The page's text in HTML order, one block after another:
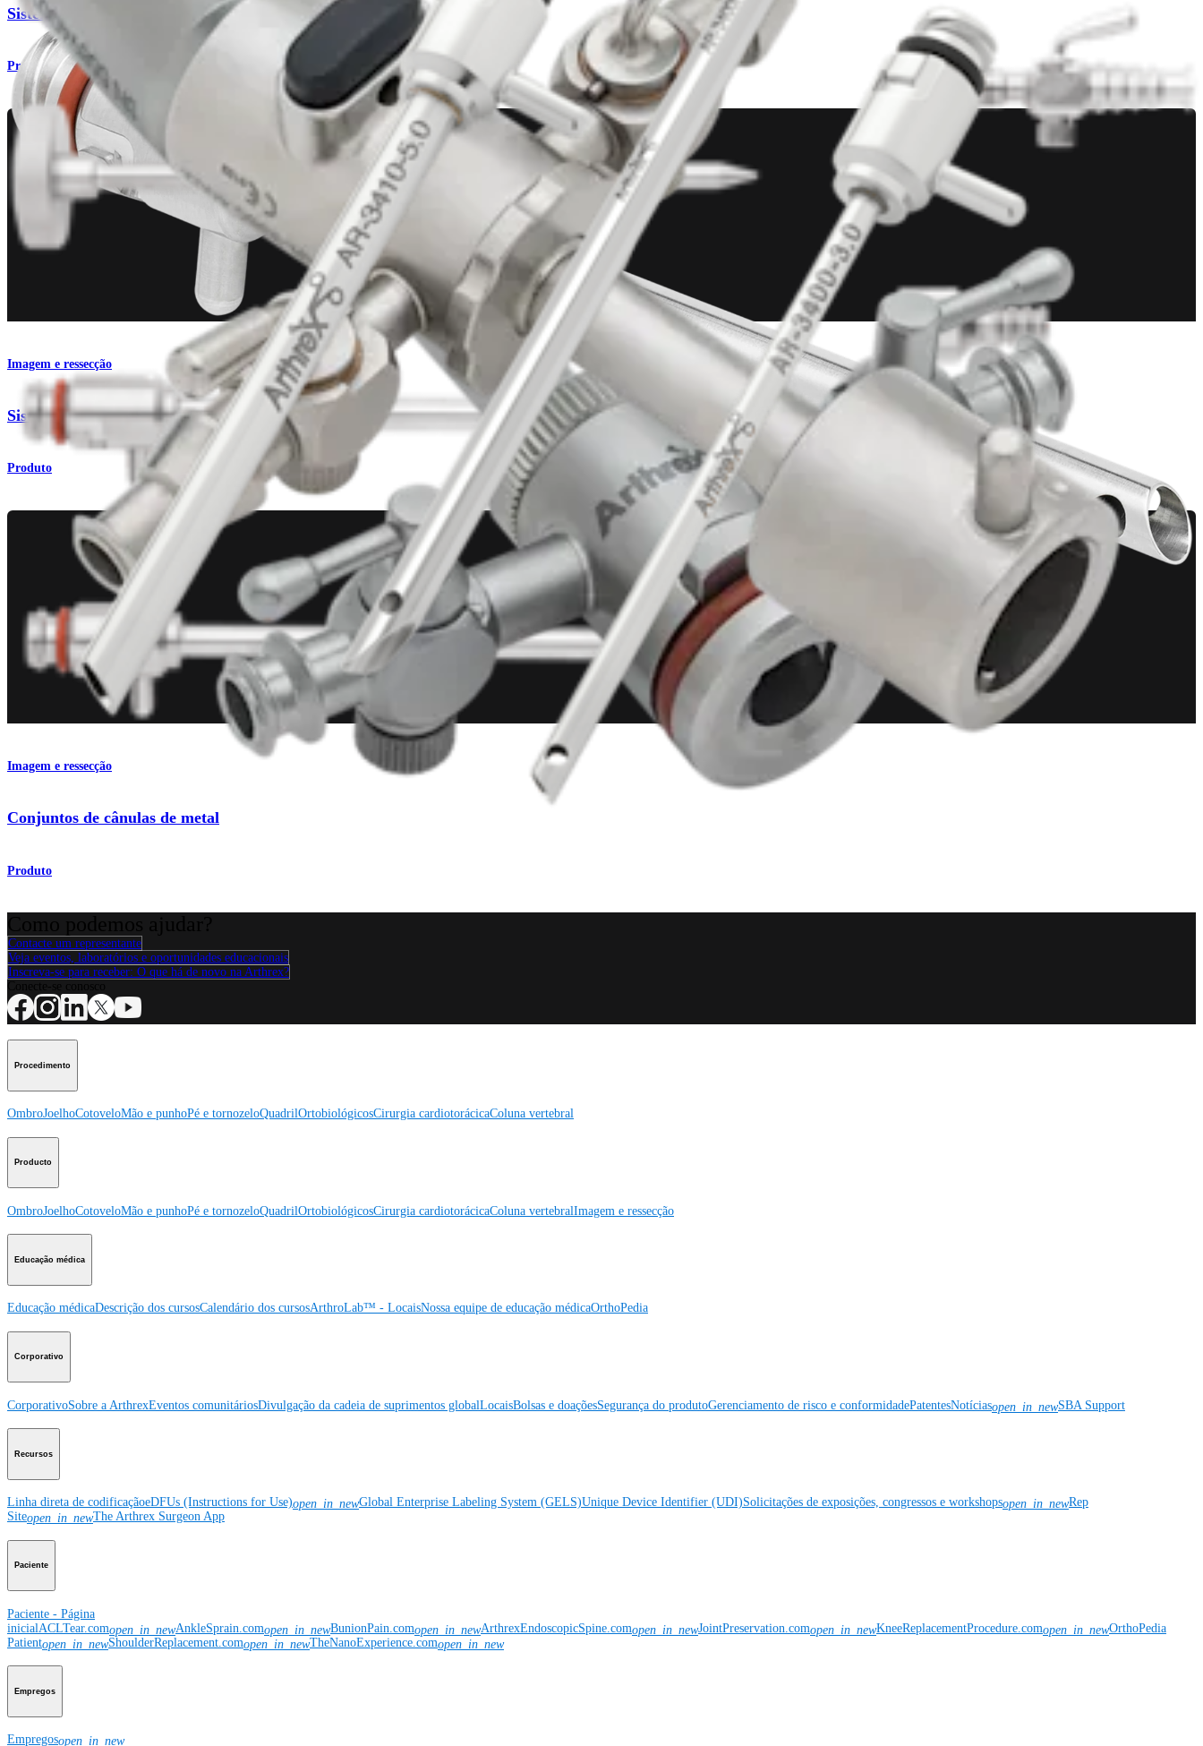
Sistemas de pontes alternativos
Produto
Imagem e ressecção
Sistema de pontes Synergy
Produto
Imagem e ressecção
Conjuntos de cânulas de metal
Produto
Contacte um representante
Veja eventos, laboratórios e oportunidades educacionais
Inscreva-se para receber: O que há de novo na Arthrex?
Procedimento
OmbroJoelhoCotoveloMão e punhoPé e tornozeloQuadrilOrtobiológicosCirurgia cardiotorácicaColuna vertebral
Producto
OmbroJoelhoCotoveloMão e punhoPé e tornozeloQuadrilOrtobiológicosCirurgia cardiotorácicaColuna vertebralImagem e ressecção
Educação médica
Educação médicaDescrição dos cursosCalendário dos cursosArthroLab™ - LocaisNossa equipe de educação médicaOrthoPedia
Corporativo
CorporativoSobre a ArthrexEventos comunitáriosDivulgação da cadeia de suprimentos globalLocaisBolsas e doaçõesSegurança do produtoGerenciamento de risco e conformidadePatentesNotíciasopen_in_newSBA Support
Recursos
Linha direta de codificaçãoeDFUs (Instructions for Use)open_in_newGlobal Enterprise Labeling System (GELS)Unique Device Identifier (UDI)Solicitações de exposições, congressos e workshopsopen_in_newRep
Siteopen_in_newThe Arthrex Surgeon App
Paciente
Paciente - Página
inicialACLTear.comopen_in_newAnkleSprain.comopen_in_newBunionPain.comopen_in_newArthrexEndoscopicSpine.comopen_in_newJointPreservation.comopen_in_newKneeReplacementProcedure.comopen_in_newOrthoPedia
Patientopen_in_newShoulderReplacement.comopen_in_newTheNanoExperience.comopen_in_new
Empregos
Empregosopen_in_new